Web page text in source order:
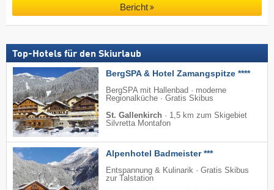
Bericht
Top-Hotels für den Skiurlaub
BergSPA & Hotel Zamangspitze ****
BergSPA mit Hallenbad · moderne
Regionalküche · Gratis Skibus
St. Gallenkirch · 1,5 km zum Skigebiet
Silvretta Montafon
Alpenhotel Badmeister ***
Entspannung & Kulinarik · Gratis Skibus
zur Talstation